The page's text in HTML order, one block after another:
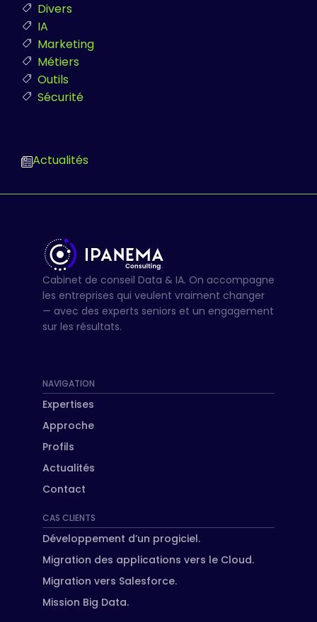
Divers
IA
Marketing
Métiers
Outils
Sécurité
Actualités
Cabinet de conseil Data & IA. On accompagne
les entreprises qui veulent vraiment changer
— avec des experts seniors et un engagement
sur les résultats.
NAVIGATION
Expertises
Approche
Profils
Actualités
Contact
CAS CLIENTS
Développement d’un progiciel.
Migration des applications vers le Cloud.
Migration vers Salesforce.
Mission Big Data.